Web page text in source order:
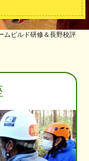
ムビルド研修＆長野校評